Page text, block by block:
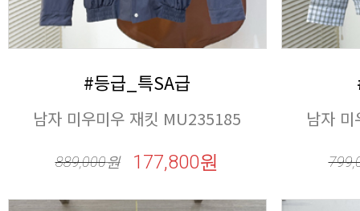
#등급_특SA급
남자 미우미우 재킷 MU235185
889,000원 177,800원
남자